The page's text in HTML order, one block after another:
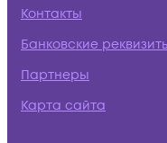
Контакты
Банковские
Партнеры
Карта сайта